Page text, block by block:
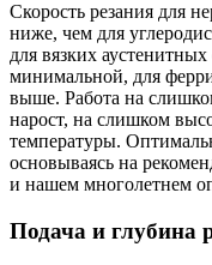
Скорость резания для
ниже, чем для
для вязких аустенитных
минимальной, для
выше. Работа на
нарост, на слишком
температуры.
основываясь на
и нашем многолетнем
Подача и глубина